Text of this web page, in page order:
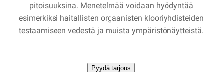
pitoisuuksina. Menetelmää voidaan hyödyntää
esimerkiksi haitallisten orgaanisten klooriyhdisteiden
testaamiseen vedestä ja muista ympäristönäytteistä.
Pyydä tarjous